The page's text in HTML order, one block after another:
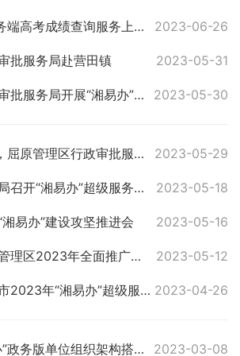
“湘易办”超级服务端高考成绩查询服务上线啦 2023-06-26
批服务局赴营田镇 2023-05-31
屈原管理区行政审批服务局开展“湘易办”超级服务端APP宣传推广活动 2023-05-30
以“督查”促注册，屈原管理区行政审批服务局下乡督查指导“湘易办”注册工作 2023-05-29
区行政审批服务局召开“湘易办”超级服务终端全区推广培训会 2023-05-18
易办”建设攻坚推进会 2023-05-16
关于印发《屈原管理区2023年全面推广应用“湘易办”公众版超级服务端建设攻坚行动方案》的通知 2023-05-12
关于印发《岳阳市2023年“湘易办”超级服务端建设攻坚行动方案》的通知 2023-04-26
关于做好“湘易办”政务版单位组织架构搭建和信息收集录入工作的通知 2023-03-08